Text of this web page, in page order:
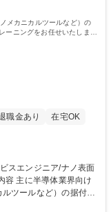
メカニカルツールなど）の
ーニングをお任せいたしま
職金あり
在宅OK
ツールなど）の据付、
レーニングをお任せい